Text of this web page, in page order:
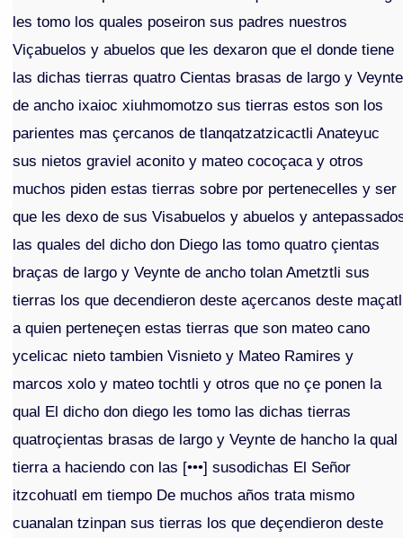
les tomo los quales poseiron sus padres nuestros
Viçabuelos y abuelos que les dexaron que el donde tiene
las dichas tierras quatro Cientas brasas de largo y Veynte
de ancho ixaioc xiuhmomotzo sus tierras estos son los
parientes mas çercanos de tlanqatzatzicactli Anateyuc
sus nietos graviel aconito y mateo cocoçaca y otros
muchos piden estas tierras sobre por pertenecelles y ser
que les dexo de sus Visabuelos y abuelos y
las quales del dicho don Diego las tomo quatro çientas
braças de largo y Veynte de ancho tolan Ametztli sus
tierras los que decendieron deste açercanos deste maçatl
a quien perteneçen estas tierras que son mateo cano
ycelicac nieto tambien Visnieto y Mateo Ramires y
marcos xolo y mateo tochtli y otros que no çe ponen la
qual El dicho don diego les tomo las dichas tierras
quatroçientas brasas de largo y Veynte de hancho la qual
tierra a haciendo con las [•••] susodichas El Señor
itzcohuatl em tiempo De muchos años trata mismo
cuanalan tzinpan sus tierras los que deçendieron deste